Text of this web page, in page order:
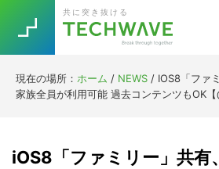
primary
navigation
main
content
primary
sidebar
footer
共に突き抜ける
現在の場所： ホーム / NEWS / IOS8「ファ
家族全員が利用可能 過去コンテンツもOK【
iOS8「ファミリー」共有
Trend 今話題の注目キーワード